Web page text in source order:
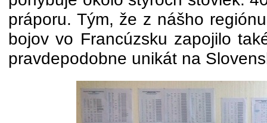
práporu. Tým, že z nášho
bojov vo Francúzsku zapojilo
pravdepodobne unikát na